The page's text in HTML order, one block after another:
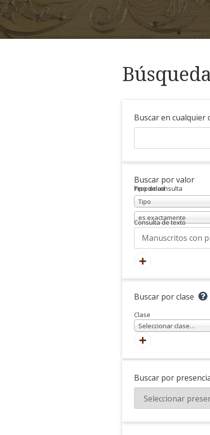
Buscar en cualquier
Buscar por valor
Propiedad
Tipo
Tipo de consulta
es exactamente
Consulta de texto
Buscar por clase
Clase
Seleccionar clase…
Buscar por